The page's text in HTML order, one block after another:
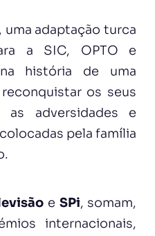
, uma adaptação turca
a SIC, OPTO e
história de uma
os seus
adversidades e
pela família
e SPi, somam,
internacionais,